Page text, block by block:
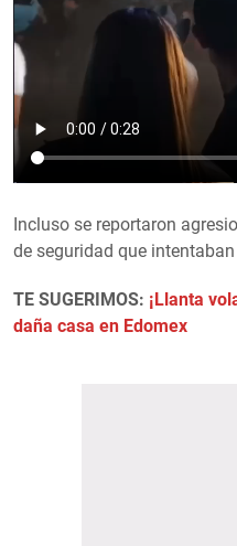
Incluso se reportaron
de seguridad que
TE SUGERIMOS: ¡Llanta
daña casa en Edomex